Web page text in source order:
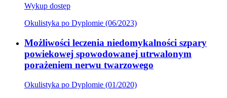
Wykup dostęp
Okulistyka po Dyplomie (06/2023)
Możliwości leczenia niedomykalności szpary
powiekowej spowodowanej utrwalonym
porażeniem nerwu twarzowego
Okulistyka po Dyplomie (01/2020)